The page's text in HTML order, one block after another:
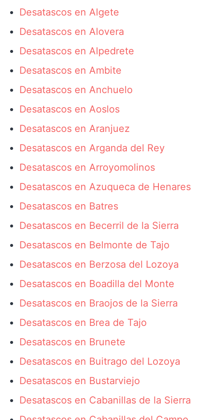
Desatascos en Algete
Desatascos en Alovera
Desatascos en Alpedrete
Desatascos en Ambite
Desatascos en Anchuelo
Desatascos en Aoslos
Desatascos en Aranjuez
Desatascos en Arganda del Rey
Desatascos en Arroyomolinos
Desatascos en Azuqueca de Henares
Desatascos en Batres
Desatascos en Becerril de la Sierra
Desatascos en Belmonte de Tajo
Desatascos en Berzosa del Lozoya
Desatascos en Boadilla del Monte
Desatascos en Braojos de la Sierra
Desatascos en Brea de Tajo
Desatascos en Brunete
Desatascos en Buitrago del Lozoya
Desatascos en Bustarviejo
Desatascos en Cabanillas de la Sierra